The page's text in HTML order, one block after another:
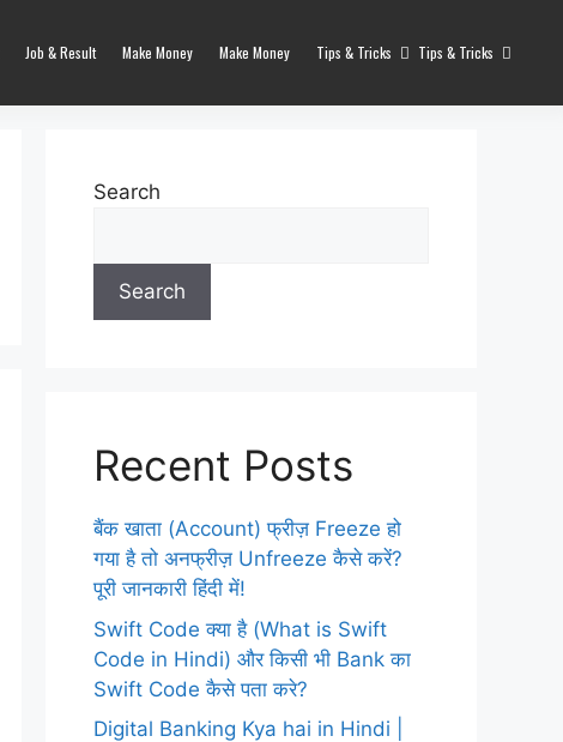
Job & Result Make Money Make Money Tips & Tricks Tips & Tricks
Search
Search
Recent Posts
बैंक खाता (Account) फ्रीज़ Freeze हो
गया है तो अनफ्रीज़ Unfreeze कैसे करें?
पूरी जानकारी हिंदी में!
Swift Code क्या है (What is Swift
Code in Hindi) और किसी भी Bank का
Swift Code कैसे पता करे?
Digital Banking Kya hai in Hindi |